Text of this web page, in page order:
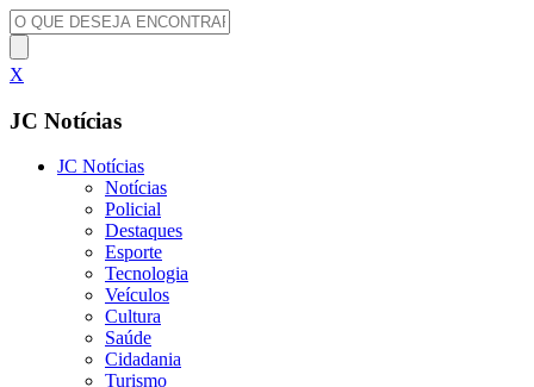
X
JC Notícias
JC Notícias
Notícias
Policial
Destaques
Esporte
Tecnologia
Veículos
Cultura
Saúde
Cidadania
Turismo